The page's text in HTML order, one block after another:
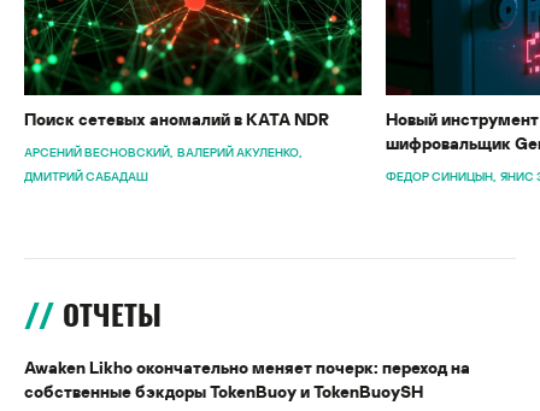
Поиск сетевых аномалий в KATA NDR
АРСЕНИЙ ВЕСНОВСКИЙ ВАЛЕРИЙ АКУЛЕНКО
ДМИТРИЙ САБАДАШ
Новый
шифровальщик
ФЕДОР СИНИЦЫН ЯНИС
ОТЧЕТЫ
Awaken Likho окончательно меняет почерк: переход на
собственные бэкдоры TokenBuoy и TokenBuoySH